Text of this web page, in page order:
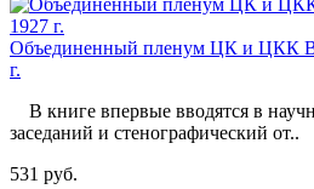
Объединенный пленум ЦК и ЦКК
г.
В книге впервые вводятся в
заседаний и стенографический от..
531 руб.